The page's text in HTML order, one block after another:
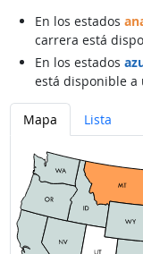
En los estados
carrera está
En los estados
está disponible a
Mapa Lista